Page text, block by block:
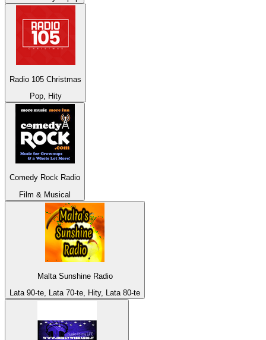
Radio 105 Christmas
Pop, Hity
Comedy Rock Radio
Film & Musical
Malta Sunshine Radio
Lata 90-te, Lata 70-te, Hity, Lata 80-te